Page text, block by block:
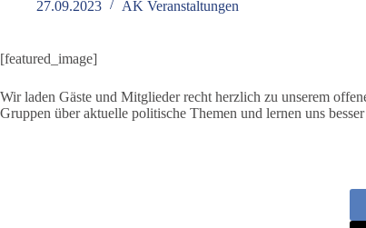
27.09.2023 AK Veranstaltungen
[featured_image]
Wir laden Gäste und Mitglieder recht herzlich zu unserem
Gruppen über aktuelle politische Themen und lernen uns